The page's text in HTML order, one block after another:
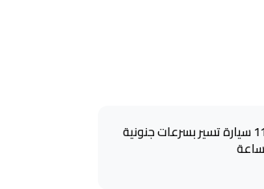
ضبط 1119 سيارة تسير بسرعات جنونية